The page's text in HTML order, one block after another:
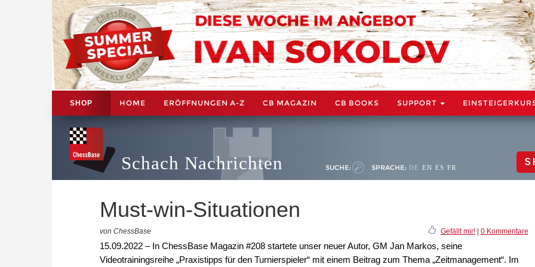
SHOP HOME ERÖFFNUNGEN A-Z CB MAGAZIN CB BOOKS SUPPORT
Schach Nachrichten SUCHE: SPRACHE: DE EN ES FR
Must-win-Situationen
von ChessBase Gefällt mir!| 0 Kommentare
15.09.2022 – In ChessBase Magazin #208 startete unser neuer Autor, GM Jan Markos, seine
Videotrainingsreihe „Praxistipps für den Turnierspieler“ mit einem Beitrag zum Thema „Zeitmanagement“. Im